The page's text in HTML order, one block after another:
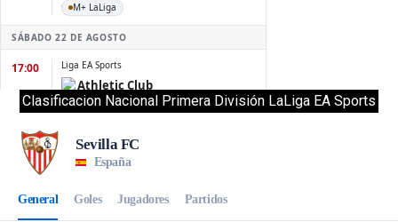
Clasificacion Nacional Primera División LaLiga EA Sports